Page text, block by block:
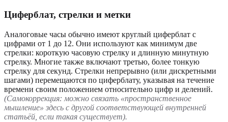
Циферблат, стрелки и метки
Аналоговые часы обычно имеют круглый циферблат с
цифрами от 1 до 12. Они используют как минимум две
стрелки: короткую часовую стрелку и длинную минутную
стрелку. Многие также включают третью, более тонкую
стрелку для секунд. Стрелки непрерывно (или дискретными
шагами) перемещаются по циферблату, указывая на течение
времени своим положением относительно цифр и делений.
(Самокоррекция: можно связать «пространственное
мышление» здесь с другой соответствующей внутренней
статьёй, если такая существует).